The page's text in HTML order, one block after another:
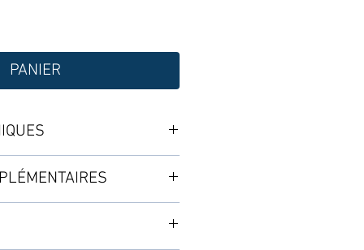
PANIER
contient :
50L